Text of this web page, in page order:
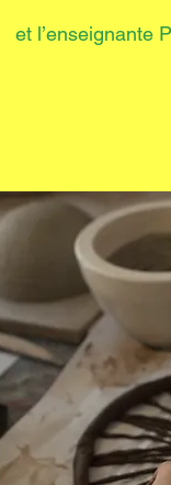
et l’enseignante